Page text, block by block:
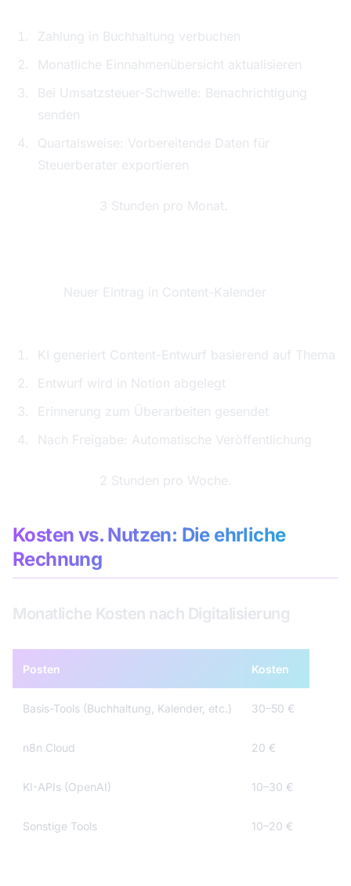
Zahlung in Buchhaltung verbuchen
Monatliche Einnahmenübersicht aktualisieren
Bei Umsatzsteuer-Schwelle: Benachrichtigung
senden
Quartalsweise: Vorbereitende Daten für
Steuerberater exportieren
3 Stunden pro Monat.
Neuer Eintrag in Content-Kalender
KI generiert Content-Entwurf basierend auf Thema
Entwurf wird in Notion abgelegt
Erinnerung zum Überarbeiten gesendet
Nach Freigabe: Automatische Veröffentlichung
2 Stunden pro Woche.
Kosten vs. Nutzen: Die ehrliche
Rechnung
Monatliche Kosten nach Digitalisierung
Posten Kosten
Basis-Tools (Buchhaltung, Kalender, etc.) 30–50 €
n8n Cloud 20 €
KI-APIs (OpenAI) 10–30 €
Sonstige Tools 10–20 €